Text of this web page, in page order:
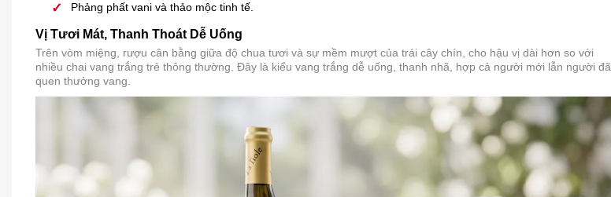
Phảng phất vani và thảo mộc tinh tế.
Vị Tươi Mát, Thanh Thoát Dễ Uống
Trên vòm miệng, rượu cân bằng giữa độ chua tươi và sự mềm mượt của trái cây chín, cho hậu vị dài hơn so với
nhiều chai vang trắng trẻ thông thường. Đây là kiểu vang trắng dễ uống, thanh nhã, hợp cả người mới lẫn người đã
quen thưởng vang.